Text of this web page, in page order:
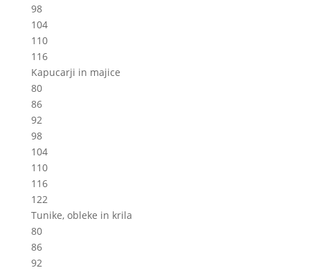
98
104
110
116
Kapucarji in majice
80
86
92
98
104
110
116
122
Tunike, obleke in krila
80
86
92